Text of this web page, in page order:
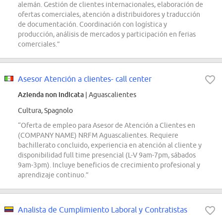
alemán. Gestión de clientes internacionales, elaboración de
ofertas comerciales, atención a distribuidores y traducción
de documentación. Coordinación con logística y
producción, análisis de mercados y participación en ferias
comerciales.”
Asesor Atención a clientes- call center
Azienda non indicata | Aguascalientes
Cultura, Spagnolo
“Oferta de empleo para Asesor de Atención a Clientes en
(COMPANY NAME) NRFM Aguascalientes. Requiere
bachillerato concluido, experiencia en atención al cliente y
disponibilidad full time presencial (L-V 9am-7pm, sábados
9am-3pm). Incluye beneficios de crecimiento profesional y
aprendizaje continuo.”
Analista de Cumplimiento Laboral y Contratistas